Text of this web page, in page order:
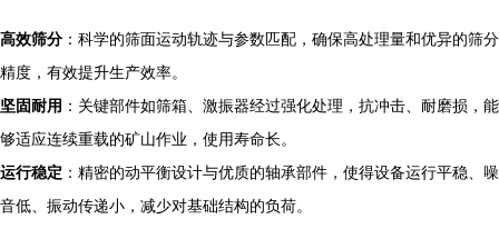
高效筛分 ：科学的筛面运动轨迹与参数匹配，确保高处理量和优异的筛分
精度，有效提升生产效率。
坚固耐用 ：关键部件如筛箱、激振器经过强化处理，抗冲击、耐磨损，能
够适应连续重载的矿山作业，使用寿命长。
运行稳定 ：精密的动平衡设计与优质的轴承部件，使得设备运行平稳、噪
音低、振动传递小，减少对基础结构的负荷。